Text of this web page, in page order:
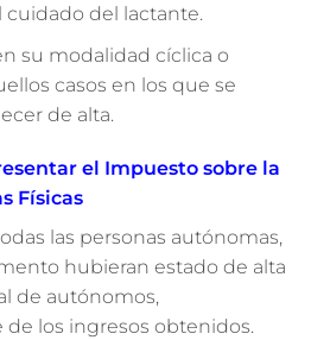
del lactante.
su modalidad cíclica o
casos en los que se
de alta.
el Impuesto sobre la
Físicas
las personas autónomas,
hubieran estado de alta
de autónomos,
los ingresos obtenidos.